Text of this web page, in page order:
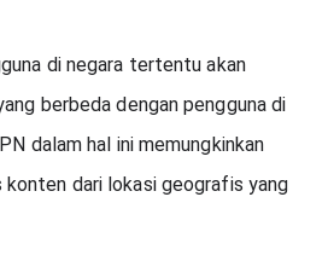
di negara tertentu akan
berbeda dengan pengguna di
dalam hal ini memungkinkan
konten dari lokasi geografis yang